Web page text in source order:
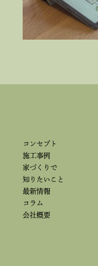
コンセプト
施工事例
家づくりで
知りたいこと
最新情報
コラム
会社概要